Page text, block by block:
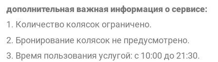
дополнительная важная информация о сервисе:
1. Количество колясок ограничено.
2. Бронирование колясок не предусмотрено.
3. Время пользования услугой: с 10:00 до 21:30.